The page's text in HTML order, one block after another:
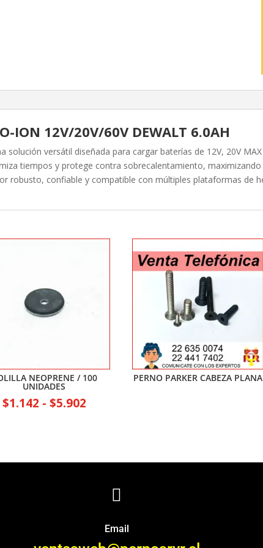
ION 12V/20V/60V DEWALT 6.0AH
solución versátil diseñada para cargar baterías de 12V, 20V
tiempos y protege contra sobrecalentamiento,
robusto, confiable y compatible con múltiples plataformas de
NEOPRENE / 100
UNIDADES
$1.142 - $5.902Rango
$1.142
$5.902
PERNO PARKER CABEZA PLANA

Email